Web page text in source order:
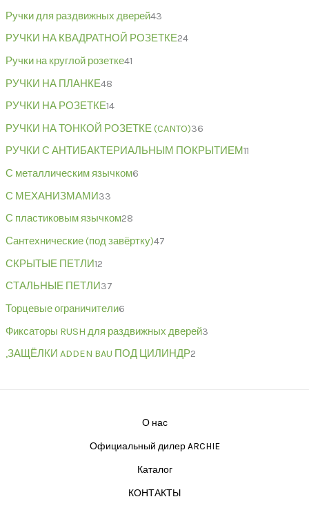
Ручки для раздвижных дверей43
РУЧКИ НА КВАДРАТНОЙ РОЗЕТКЕ24
Ручки на круглой розетке41
РУЧКИ НА ПЛАНКЕ48
РУЧКИ НА РОЗЕТКЕ14
РУЧКИ НА ТОНКОЙ РОЗЕТКЕ (CANTO)36
РУЧКИ С АНТИБАКТЕРИАЛЬНЫМ ПОКРЫТИЕМ11
С металлическим язычком6
С МЕХАНИЗМАМИ33
С пластиковым язычком28
Сантехнические (под завёртку)47
СКРЫТЫЕ ПЕТЛИ12
СТАЛЬНЫЕ ПЕТЛИ37
Торцевые ограничители6
Фиксаторы RUSH для раздвижных дверей3
,ЗАЩЁЛКИ ADDEN BAU ПОД ЦИЛИНДР2
О нас
Официальный дилер ARCHIE
Каталог
КОНТАКТЫ